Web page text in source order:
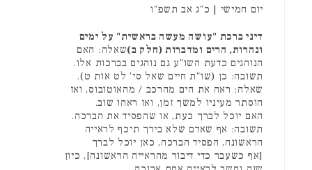
יום חמישי | כ"ג אב תשפ"ו
דיני ברכת "עושה מעשה בראשית" על ימים
ונהרות, הרים ומדברות (חלק ב)שאלה: האם
הנוהגים כדעת השו"ע גם נוהגים בברכות אלו.
תשובה: כן (שו"ת חיים שאל סי' לט אות ט).
שאלה: ראה את הים מהרכב / מהאוטובוס, ואז
הוסתר מעיניו למשך זמן, ואז ראהו שוב.
האם יוכל לברך כעת, או שהפסיד את הברכה.
תשובה: אף שאדם שלא בירך תיכף לראייה
הראשונה, הפסיד הברכה, כאן יוכל לברך
[אף כשעבר כדי דיבור מהראייה הראשונה], כיון